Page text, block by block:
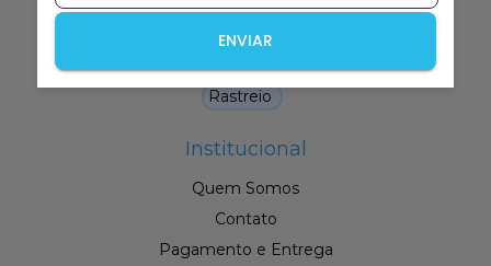
Bíblias Edição Premium
Rastreio
Institucional
Quem Somos
Contato
Pagamento e Entrega
ENVIAR